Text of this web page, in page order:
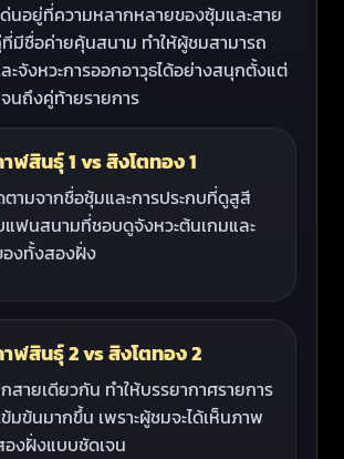
นอยู่ที่ความหลากหลายของซุ้มและสาย
ที่มีชื่อค่ายคุ้นสนาม ทำให้ผู้ชมสามารถ
จังหวะการออกอาวุธได้อย่างสนุกตั้งแต่
นถึงคู่ท้ายรายการ
ฬสินธุ์ 1 vs สิงโตทอง 1
ามจากชื่อซุ้มและการประกบที่ดูสูสี
แฟนสนามที่ชอบดูจังหวะต้นเกมและ
งทั้งสองฝั่ง
ฬสินธุ์ 2 vs สิงโตทอง 2
สายเดียวกัน ทำให้บรรยากาศรายการ
มข้นมากขึ้น เพราะผู้ชมจะได้เห็นภาพ
งฝั่งแบบชัดเจน